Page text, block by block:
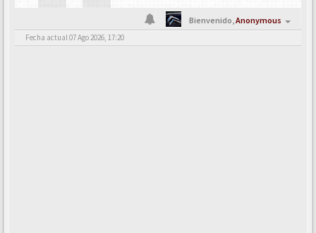
Bienvenido,Anonymous
Fecha actual 07 Ago 2026, 17:20